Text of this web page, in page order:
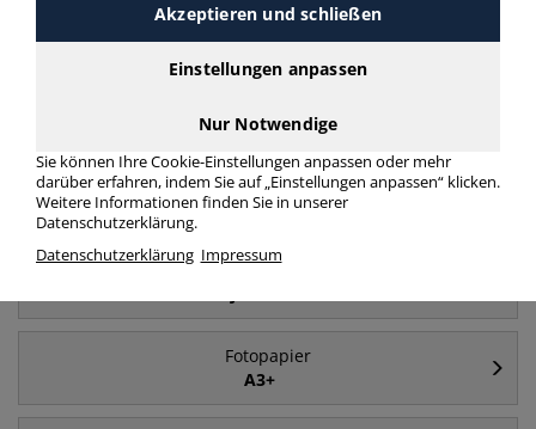
Häufig gesucht
A4
Fotopapier
Laserdrucker
Fotopapier
Fotopapier
A3+
Akzeptieren und schließen
Einstellungen anpassen
Nur Notwendige
Sie können Ihre Cookie-Einstellungen anpassen oder mehr
darüber erfahren, indem Sie auf „Einstellungen anpassen“ klicken.
Weitere Informationen finden Sie in unserer
Datenschutzerklärung.
Datenschutzerklärung Impressum